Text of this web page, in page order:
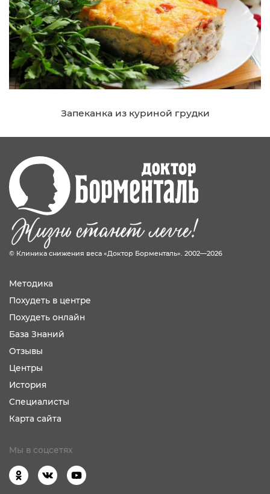
Запеканка из куриной грудки
© Клиника снижения веса «Доктор Борменталь». 2002—2026
Методика
Похудеть в центре
Похудеть онлайн
База Знаний
Отзывы
Центры
История
Специалисты
Карта сайта
Мы в соцсетях